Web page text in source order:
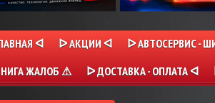
ᐊ ᐅ АКЦИИ ᐊ ᐅ АВТОСЕРВИС -
ЖАЛОБ ⚠
ᐅ ДОСТАВКА - ОПЛАТА ᐊ